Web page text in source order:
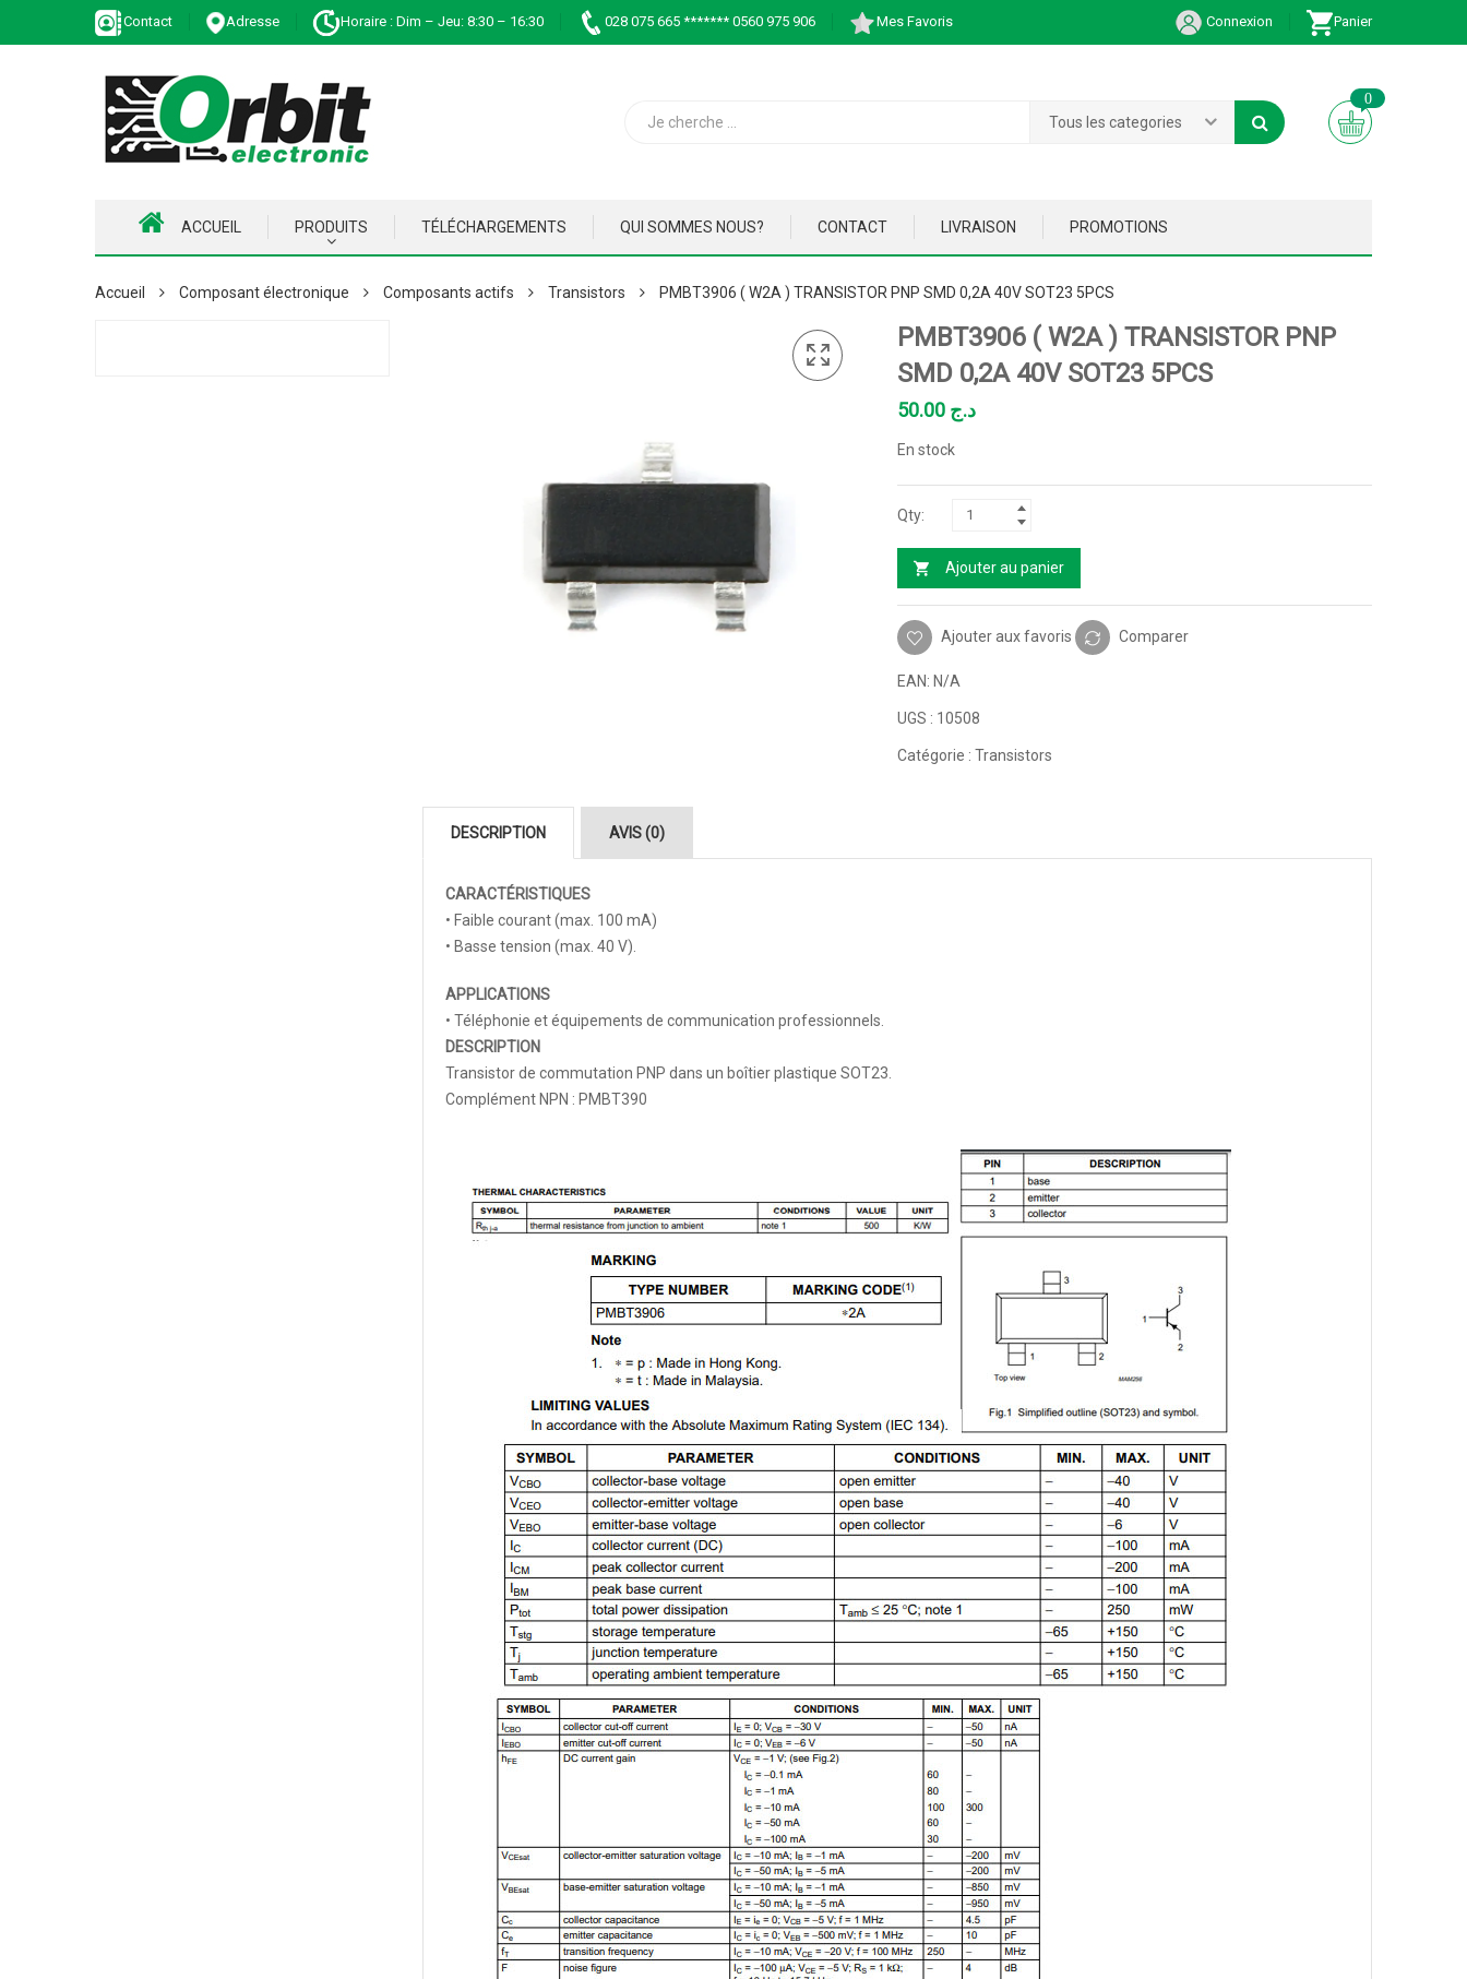
Contact Adresse Horaire : Dim – Jeu: 8:30 – 16:30 028 075 665 ******* 0560 975 906 Mes Favoris Connexion Panier
Tous les categories
0
ACCUEIL PRODUITS TÉLÉCHARGEMENTS QUI SOMMES NOUS? CONTACT LIVRAISON PROMOTIONS
Accueil Composant électronique Composants actifs Transistors PMBT3906 ( W2A ) TRANSISTOR PNP SMD 0,2A 40V SOT23 5PCS
PMBT3906 ( W2A ) TRANSISTOR PNP
SMD 0,2A 40V SOT23 5PCS
د.ج
En stock
Ajouter au panier
Ajouter aux favoris Comparer
EAN: N/A
UGS : 10508
Catégorie : Transistors
DESCRIPTION AVIS (0)
CARACTÉRISTIQUES
• Faible courant (max. 100 mA)
• Basse tension (max. 40 V).
APPLICATIONS
• Téléphonie et équipements de communication professionnels.
DESCRIPTION
Transistor de commutation PNP dans un boîtier plastique SOT23.
Complément NPN : PMBT390